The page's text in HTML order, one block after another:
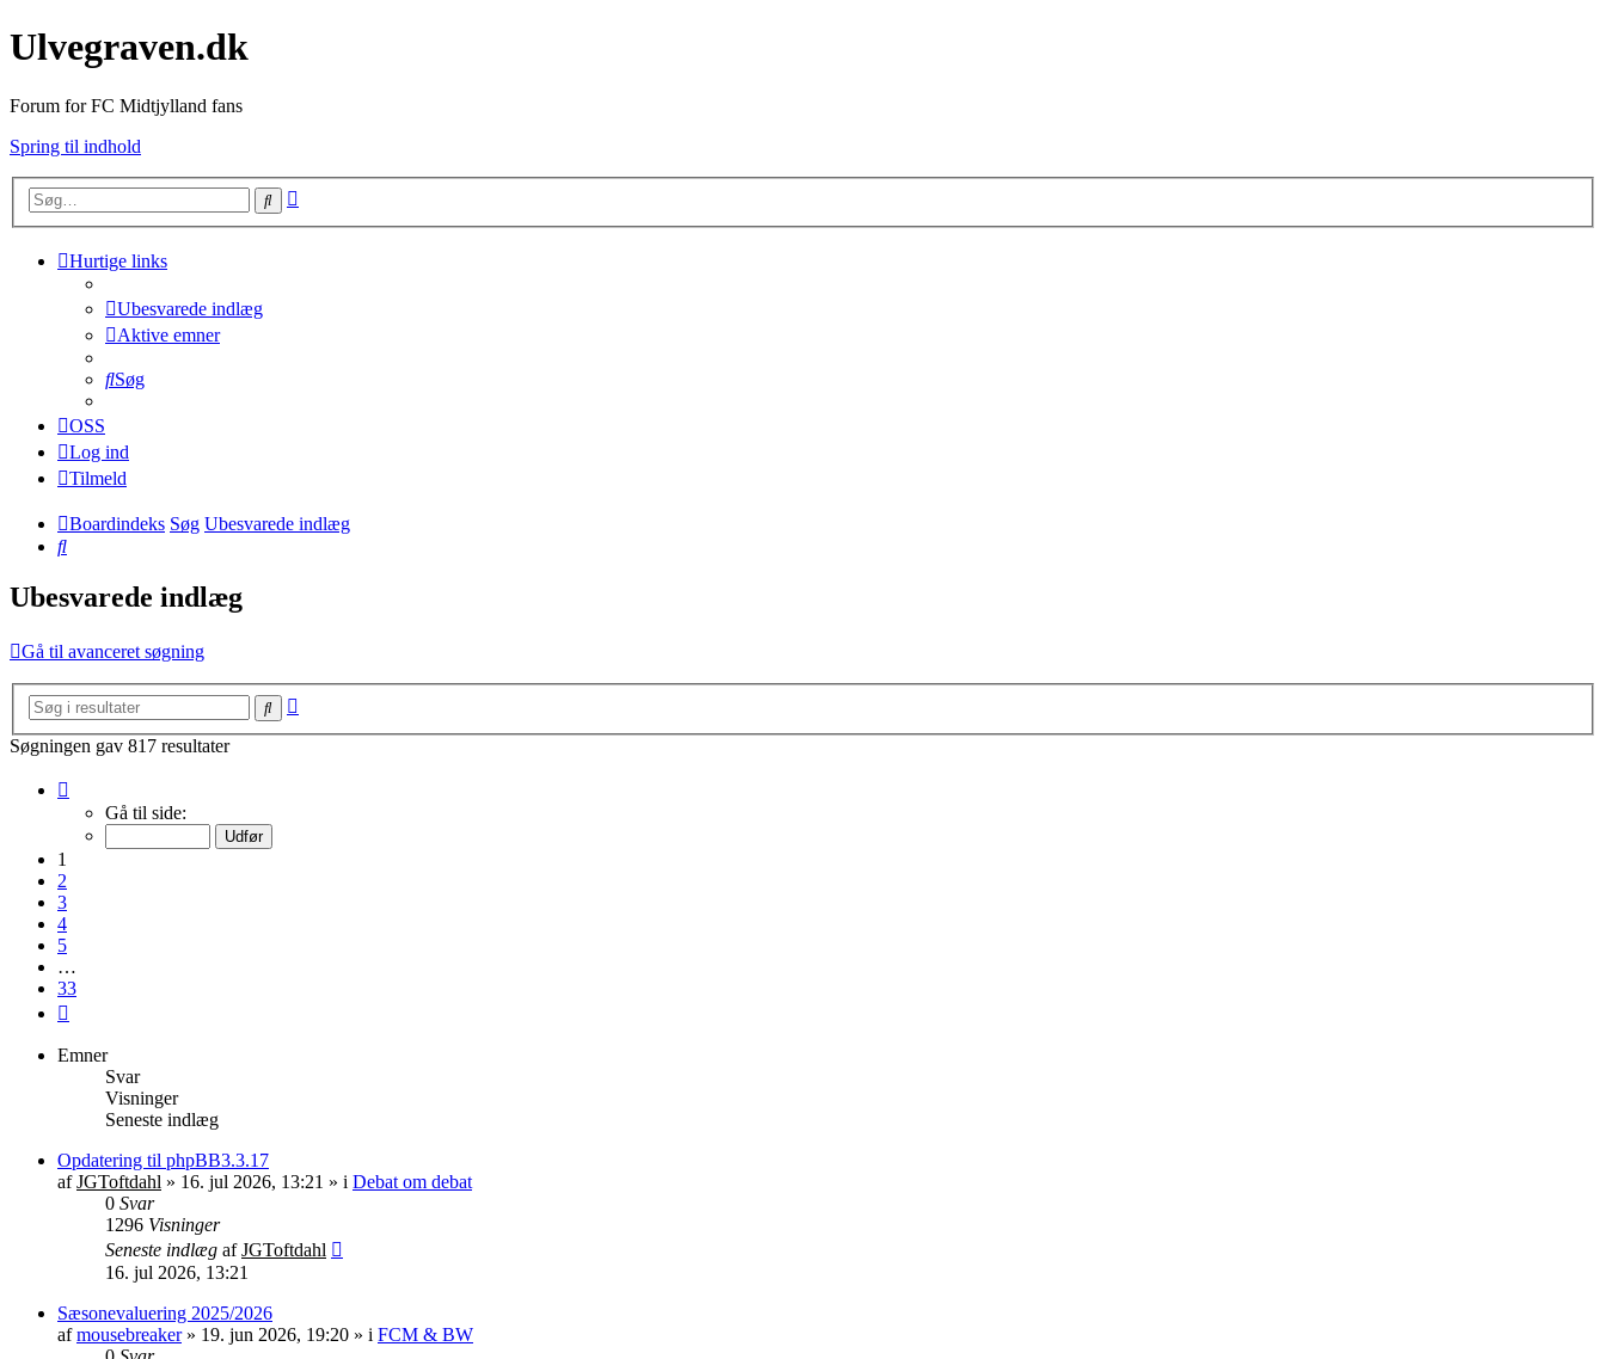
Ulvegraven.dk
Forum for FC Midtjylland fans
Spring til indhold
Søg
Hurtige links
Ubesvarede indlæg
Aktive emner
Søg
OSS
Log ind
Tilmeld
Boardindeks Søg Ubesvarede indlæg
Søg
Ubesvarede indlæg
Gå til avanceret søgning
Søg
Søgningen gav 817 resultater
Gå til side:
1
2
3
4
5
…
33
Emner
Svar
Visninger
Seneste indlæg
Opdatering til phpBB3.3.17
afJGToftdahl » 16. jul 2026, 13:21 » i Debat om debat
0 Svar
1296 Visninger
Seneste indlæg afJGToftdahl
16. jul 2026, 13:21
Sæsonevaluering 2025/2026
afmousebreaker» 19. jun 2026, 19:20 » i FCM & BW